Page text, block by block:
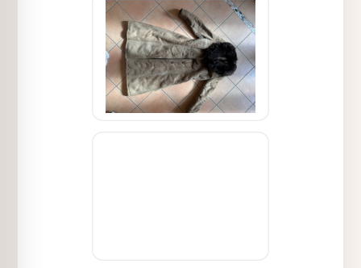
Messen Sie den Umfang an der
breitesten Stelle der Brust.
- Ermitteln Sie die Schulterbreite:
Messen Sie von einer Schulternaht zur
anderen.
- Messen Sie die Armlänge ab
Schulternaht: Vom Ende der Schulter
bis zum Handgelenk.